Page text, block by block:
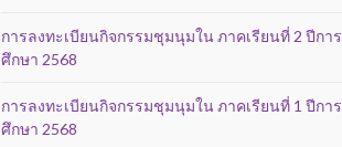
การลงทะเบียนกิจกรรมชุมนุมใน ภาคเรียนที่ 2 ปีการ
ศึกษา 2568
การลงทะเบียนกิจกรรมชุมนุมใน ภาคเรียนที่ 1 ปีการ
ศึกษา 2568